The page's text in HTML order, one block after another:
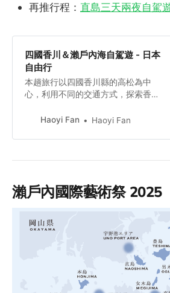
再推行程： 直島三天兩夜自駕
四國香川＆瀨戶內海自駕遊 - 日本
自由行
本趟旅行以四國香川縣的高松為中
心，利用不同的交通方式，探索香川
程下來預約了地中美術館和豐島美術
淺的被割捨了！如果大家要去這幾個
Haoyi Fan Haoyi Fan
瀨戶內國際藝術祭 2025